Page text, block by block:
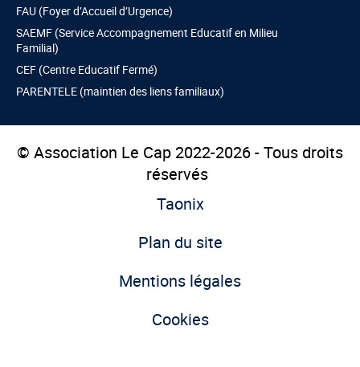
FAU (Foyer d’Accueil d’Urgence)
SAEMF (Service Accompagnement Educatif en Milieu
Familial)
CEF (Centre Educatif Fermé)
PARENTELE (maintien des liens familiaux)
© Association Le Cap 2022-2026 - Tous droits
réservés
Taonix
Plan du site
Mentions légales
Cookies